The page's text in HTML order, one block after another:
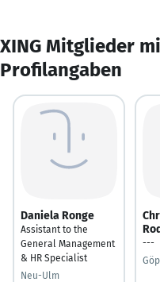
XING Mitglieder
Profilangaben
Daniela Ronge
Assistant to the
General Management
& HR Specialist
Neu-Ulm
---